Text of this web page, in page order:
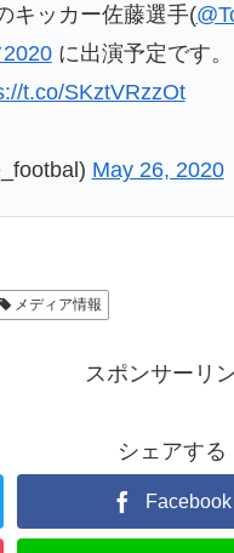
キッカー佐藤選手(
に出演予定です。
t.co/SKztVRzzOt
May 26, 2020
メディア情報
スポンサーリ
シェアする
Facebook